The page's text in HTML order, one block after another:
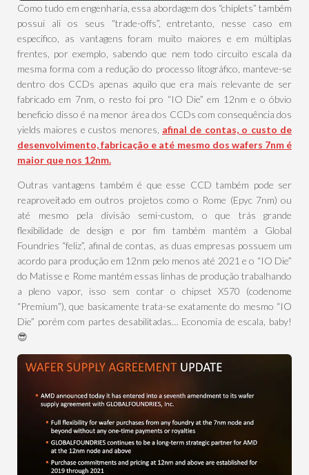
Como tudo em engenharia, essa abordagem dos “chiplets” também
possui ali os seus “trade-offs”, entretanto, nesse caso em
especifico, as vantagens foram muito maiores e em múltiplas
frentes, por exemplo, sabendo que nem todo circuito escala da
mesma forma com a redução do processo litográfico, manteve-se
dentro dos CCDs apenas aquilo que era mais relevante de ser
fabricado em 7nm, o resto foi pro “IO Die” em 12nm e o óbvio
beneficio disso é na menor área dos CCDs com consequência dos
yields maiores e custos menores, afinal de contas, o custo de
desenvolvimento, fabricação e até mesmo dos wafers 7nm é
maior que nos 12nm.
Outras vantagens também é que esse CCD também pode ser
reaproveitado em outros projetos como o Rome (Epyc 7nm) ou
até mesmo pela divisão semi-custom, o que trás grande
flexibilidade de design e por fim também mantém a Global
Foundries “feliz”, afinal de contas, as duas empresas possuem um
acordo para produção em 12nm pelo menos até 2021 e o “IO Die”
do Matisse e Rome mantém essas linhas de produção trabalhando
a pleno vapor, isso sem contar o chipset X570 (codenome
“Premium”), que basicamente trata-se exatamente do mesmo “IO
Die” porém com partes desabilitadas… Economia de escala, baby!
😎